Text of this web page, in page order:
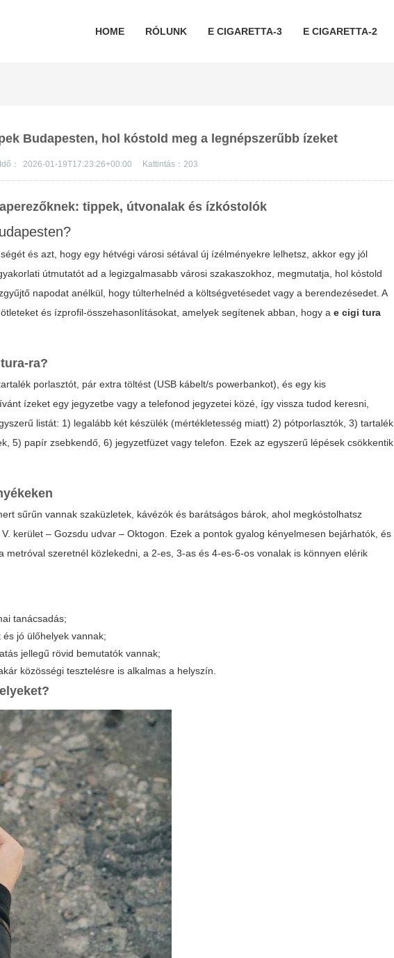
HOME RÓLUNK E CIGARETTA-3 E CIGARETTA-2
Budapesten, hol kóstold meg a legnépszerűbb ízeket
Idő： 2026-01-19T17:23:26+00:00 Kattintás：203
tippek, útvonalak és ízkóstolók
és azt, hogy egy hétvégi városi sétával új ízélményekre lelhetsz, akkor egy jól
útmutatót ad a legizgalmasabb városi szakaszokhoz, megmutatja, hol kóstold
napodat anélkül, hogy túlterhelnéd a költségvetésedet vagy a berendezésedet. A
és ízprofil-összehasonlításokat, amelyek segítenek abban, hogy ae cigi tura
-ra?
porlasztót, pár extra töltést (USB kábelt/s powerbankot), és egy kis
ízeket egy jegyzetbe vagy a telefonod jegyzetei közé, így vissza tudod keresni,
listát: 1) legalább két készülék (mértékletesség miatt) 2) pótporlasztók, 3) tartalék
5) papír zsebkendő, 6) jegyzetfüzet vagy telefon. Ezek az egyszerű lépések csökkentik
sűrűn vannak szaküzletek, kávézók és barátságos bárok, ahol megkóstolhatsz
kerület – Gozsdu udvar – Oktogon. Ezek a pontok gyalog kényelmesen bejárhatók, és
szeretnél közlekedni, a 2-es, 3-as és 4-es-6-os vonalak is könnyen elérik
tanácsadás;
jó ülőhelyek vannak;
jellegű rövid bemutatók vannak;
közösségi tesztelésre is alkalmas a helyszín.